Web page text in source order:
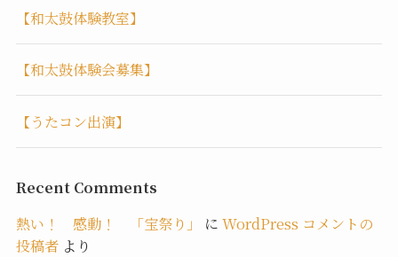
【和太鼓体験教室】
【和太鼓体験会募集】
【うたコン出演】
Recent Comments
熱い！ 感動！ 「宝祭り」
に WordPress コメントの
投稿者より